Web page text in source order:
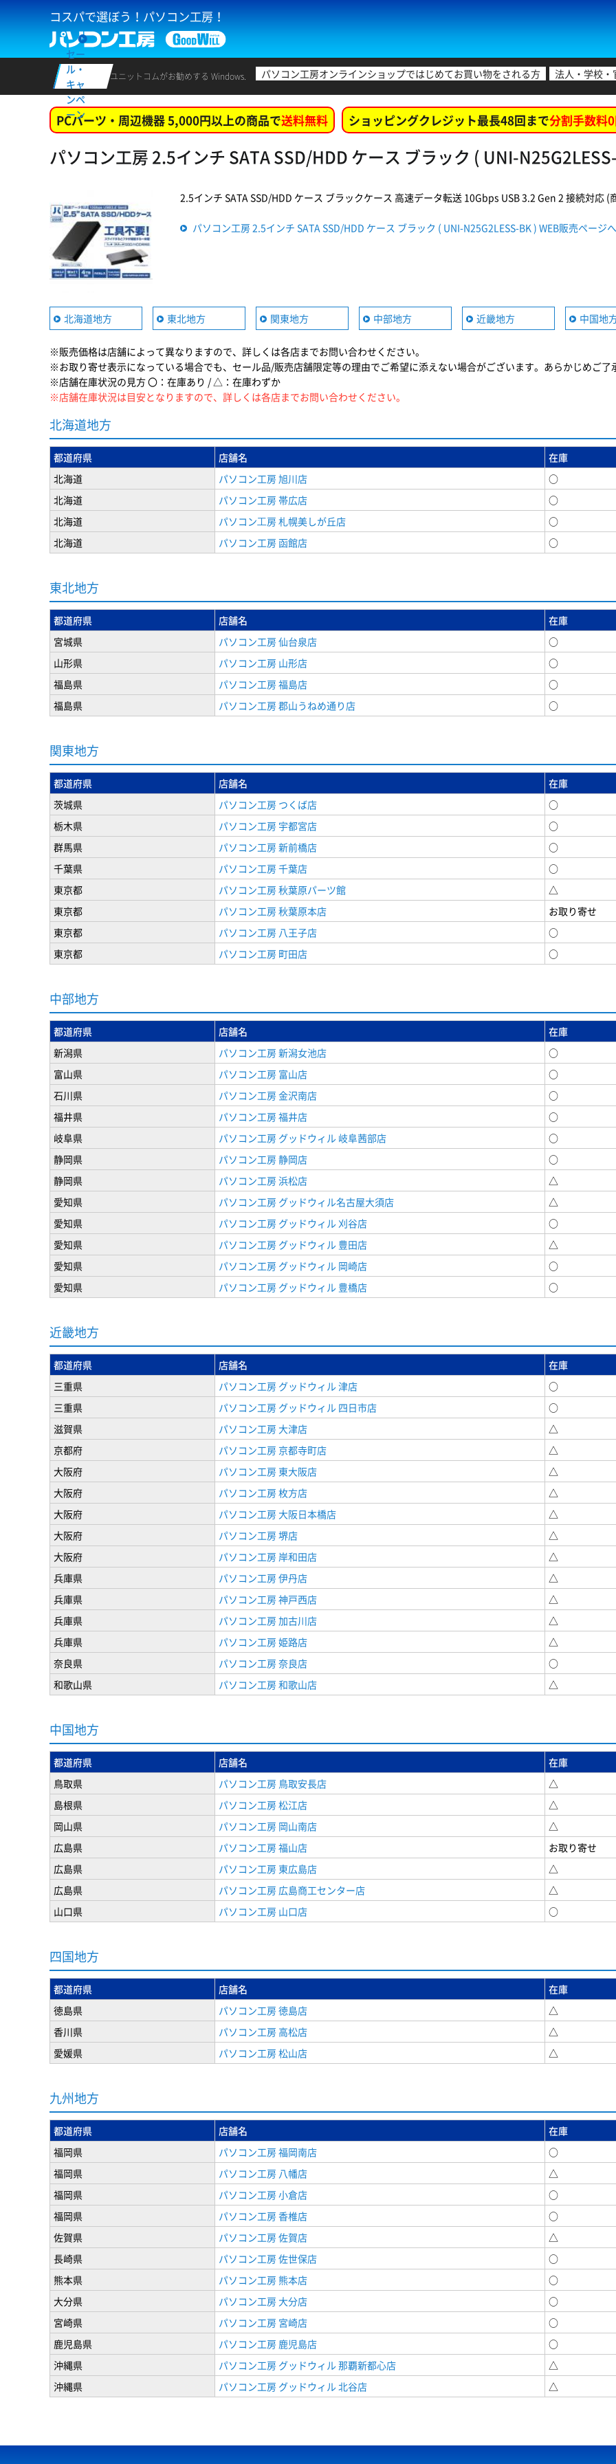
コスパで選ぼう！パソコン工房！
セー
ル・
キャ
ンペ
ーン
ユニットコムがお勧めする Windows. パソコン工房オンラインショップではじめてお買い物をされる方 法人・学校
PCパーツ・周辺機器 5,000円以上の商品で送料無料 ショッピングクレジット最長48回まで分割手数料
パソコン工房 2.5インチ SATA SSD/HDD ケース ブラック ( UNI-
2.5インチ SATA SSD/HDD ケース ブラックケース 高速データ転送 10Gbps USB 3.2 Gen 2 接続対応
パソコン工房 2.5インチ SATA SSD/HDD ケース ブラック ( UNI-N25G2LESS-BK ) WEB販売ページ
北海道地方 東北地方 関東地方 中部地方 近畿地方 中国地
※販売価格は店舗によって異なりますので、詳しくは各店までお問い合わせください。
※お取り寄せ表示になっている場合でも、セール品/販売店舗限定等の理由でご希望に添えない場合がございます。あらかじめご了
※店舗在庫状況の見方 〇：在庫あり / △：在庫わずか
※店舗在庫状況は目安となりますので、詳しくは各店までお問い合わせください。
北海道地方
都道府県 店舗名
在庫
北海道
パソコン工房 旭川店
○
北海道
パソコン工房 帯広店
○
北海道
パソコン⼯房 札幌美しが丘店
○
北海道
パソコン工房 函館店 ○
東北地方
都道府県 店舗名
在庫
宮城県
パソコン工房 仙台泉店
○
山形県
パソコン工房 山形店
○
福島県
パソコン工房 福島店
○
福島県
パソコン工房 郡山うねめ通り店 ○
関東地方
都道府県 店舗名
在庫
茨城県
パソコン工房 つくば店
○
栃木県
パソコン工房 宇都宮店
○
群馬県
パソコン工房 新前橋店
○
千葉県
パソコン工房 千葉店
○
東京都
パソコン工房 秋葉原パーツ館
△
東京都
パソコン工房 秋葉原本店
お取り寄せ
東京都
パソコン工房 八王子店
○
東京都
パソコン工房 町田店 ○
中部地方
都道府県 店舗名
在庫
新潟県
パソコン工房 新潟女池店
○
富山県
パソコン工房 富山店
○
石川県
パソコン工房 金沢南店
○
福井県
パソコン工房 福井店
○
岐阜県
パソコン工房 グッドウィル 岐阜茜部店
○
静岡県
パソコン工房 静岡店
○
静岡県
パソコン工房 浜松店
△
愛知県
パソコン工房 グッドウィル名古屋大須店
△
愛知県
パソコン工房 グッドウィル 刈谷店
○
愛知県
パソコン工房 グッドウィル 豊田店
△
愛知県
パソコン工房 グッドウィル 岡崎店
○
愛知県
パソコン工房 グッドウィル 豊橋店 ○
近畿地方
都道府県 店舗名
在庫
三重県
パソコン工房 グッドウィル 津店
○
三重県
パソコン工房 グッドウィル 四日市店
○
滋賀県
パソコン工房 大津店
△
京都府
パソコン工房 京都寺町店
△
大阪府
パソコン工房 東大阪店
△
大阪府
パソコン工房 枚方店
△
大阪府
パソコン工房 大阪日本橋店
△
大阪府
パソコン工房 堺店
△
大阪府
パソコン工房 岸和田店
△
兵庫県
パソコン工房 伊丹店
△
兵庫県
パソコン工房 神戸西店
△
兵庫県
パソコン工房 加古川店
△
兵庫県
パソコン工房 姫路店
△
奈良県
パソコン工房 奈良店
○
和歌山県
パソコン工房 和歌山店 △
中国地方
都道府県 店舗名
在庫
鳥取県
パソコン工房 鳥取安長店
△
島根県
パソコン工房 松江店
△
岡山県
パソコン工房 岡山南店
△
広島県
パソコン工房 福山店
お取り寄せ
広島県
パソコン工房 東広島店
△
広島県
パソコン工房 広島商工センター店
△
山口県
パソコン工房 山口店 ○
四国地方
都道府県 店舗名
在庫
徳島県
パソコン工房 徳島店
△
香川県
パソコン工房 高松店
△
愛媛県
パソコン工房 松山店 △
九州地方
都道府県 店舗名
在庫
福岡県
パソコン工房 福岡南店
○
福岡県
パソコン工房 八幡店
△
福岡県
パソコン工房 小倉店
○
福岡県
パソコン工房 香椎店
○
佐賀県
パソコン工房 佐賀店
△
長崎県
パソコン工房 佐世保店
○
熊本県
パソコン工房 熊本店
○
大分県
パソコン工房 大分店
○
宮崎県
パソコン工房 宮崎店
○
鹿児島県
パソコン工房 鹿児島店
○
沖縄県
パソコン工房 グッドウィル 那覇新都心店
△
沖縄県
パソコン工房 グッドウィル 北谷店 △